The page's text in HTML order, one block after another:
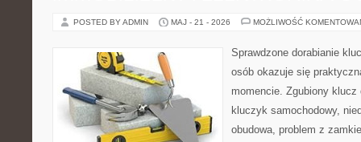
POSTED BY ADMIN MAJ - 21 - 2026 MOŻLIWOŚĆ
Sprawdzone dorabianie
osób okazuje się
momencie. Zgubiony
kluczyk samochodowy,
obudowa, problem z